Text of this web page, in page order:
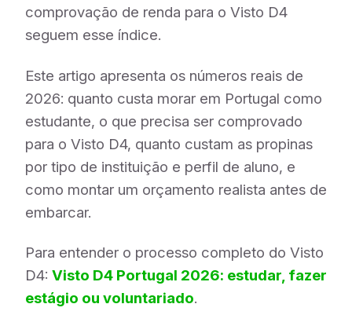
comprovação de renda para o Visto D4
seguem esse índice.
Este artigo apresenta os números reais de
2026: quanto custa morar em Portugal como
estudante, o que precisa ser comprovado
para o Visto D4, quanto custam as propinas
por tipo de instituição e perfil de aluno, e
como montar um orçamento realista antes de
embarcar.
Para entender o processo completo do Visto
D4:Visto D4 Portugal 2026: estudar, fazer
estágio ou voluntariado.